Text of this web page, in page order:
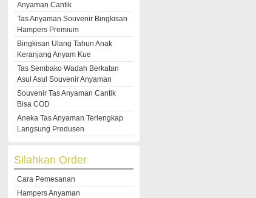
Anyaman Cantik
Tas Anyaman Souvenir Bingkisan
Hampers Premium
Bingkisan Ulang Tahun Anak
Keranjang Anyam Kue
Tas Sembako Wadah Berkatan
Asul Asul Souvenir Anyaman
Souvenir Tas Anyaman Cantik
Bisa COD
Aneka Tas Anyaman Terlengkap
Langsung Produsen
Silahkan Order
Cara Pemesanan
Hampers Anyaman